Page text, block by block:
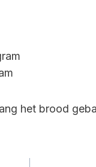
het brood